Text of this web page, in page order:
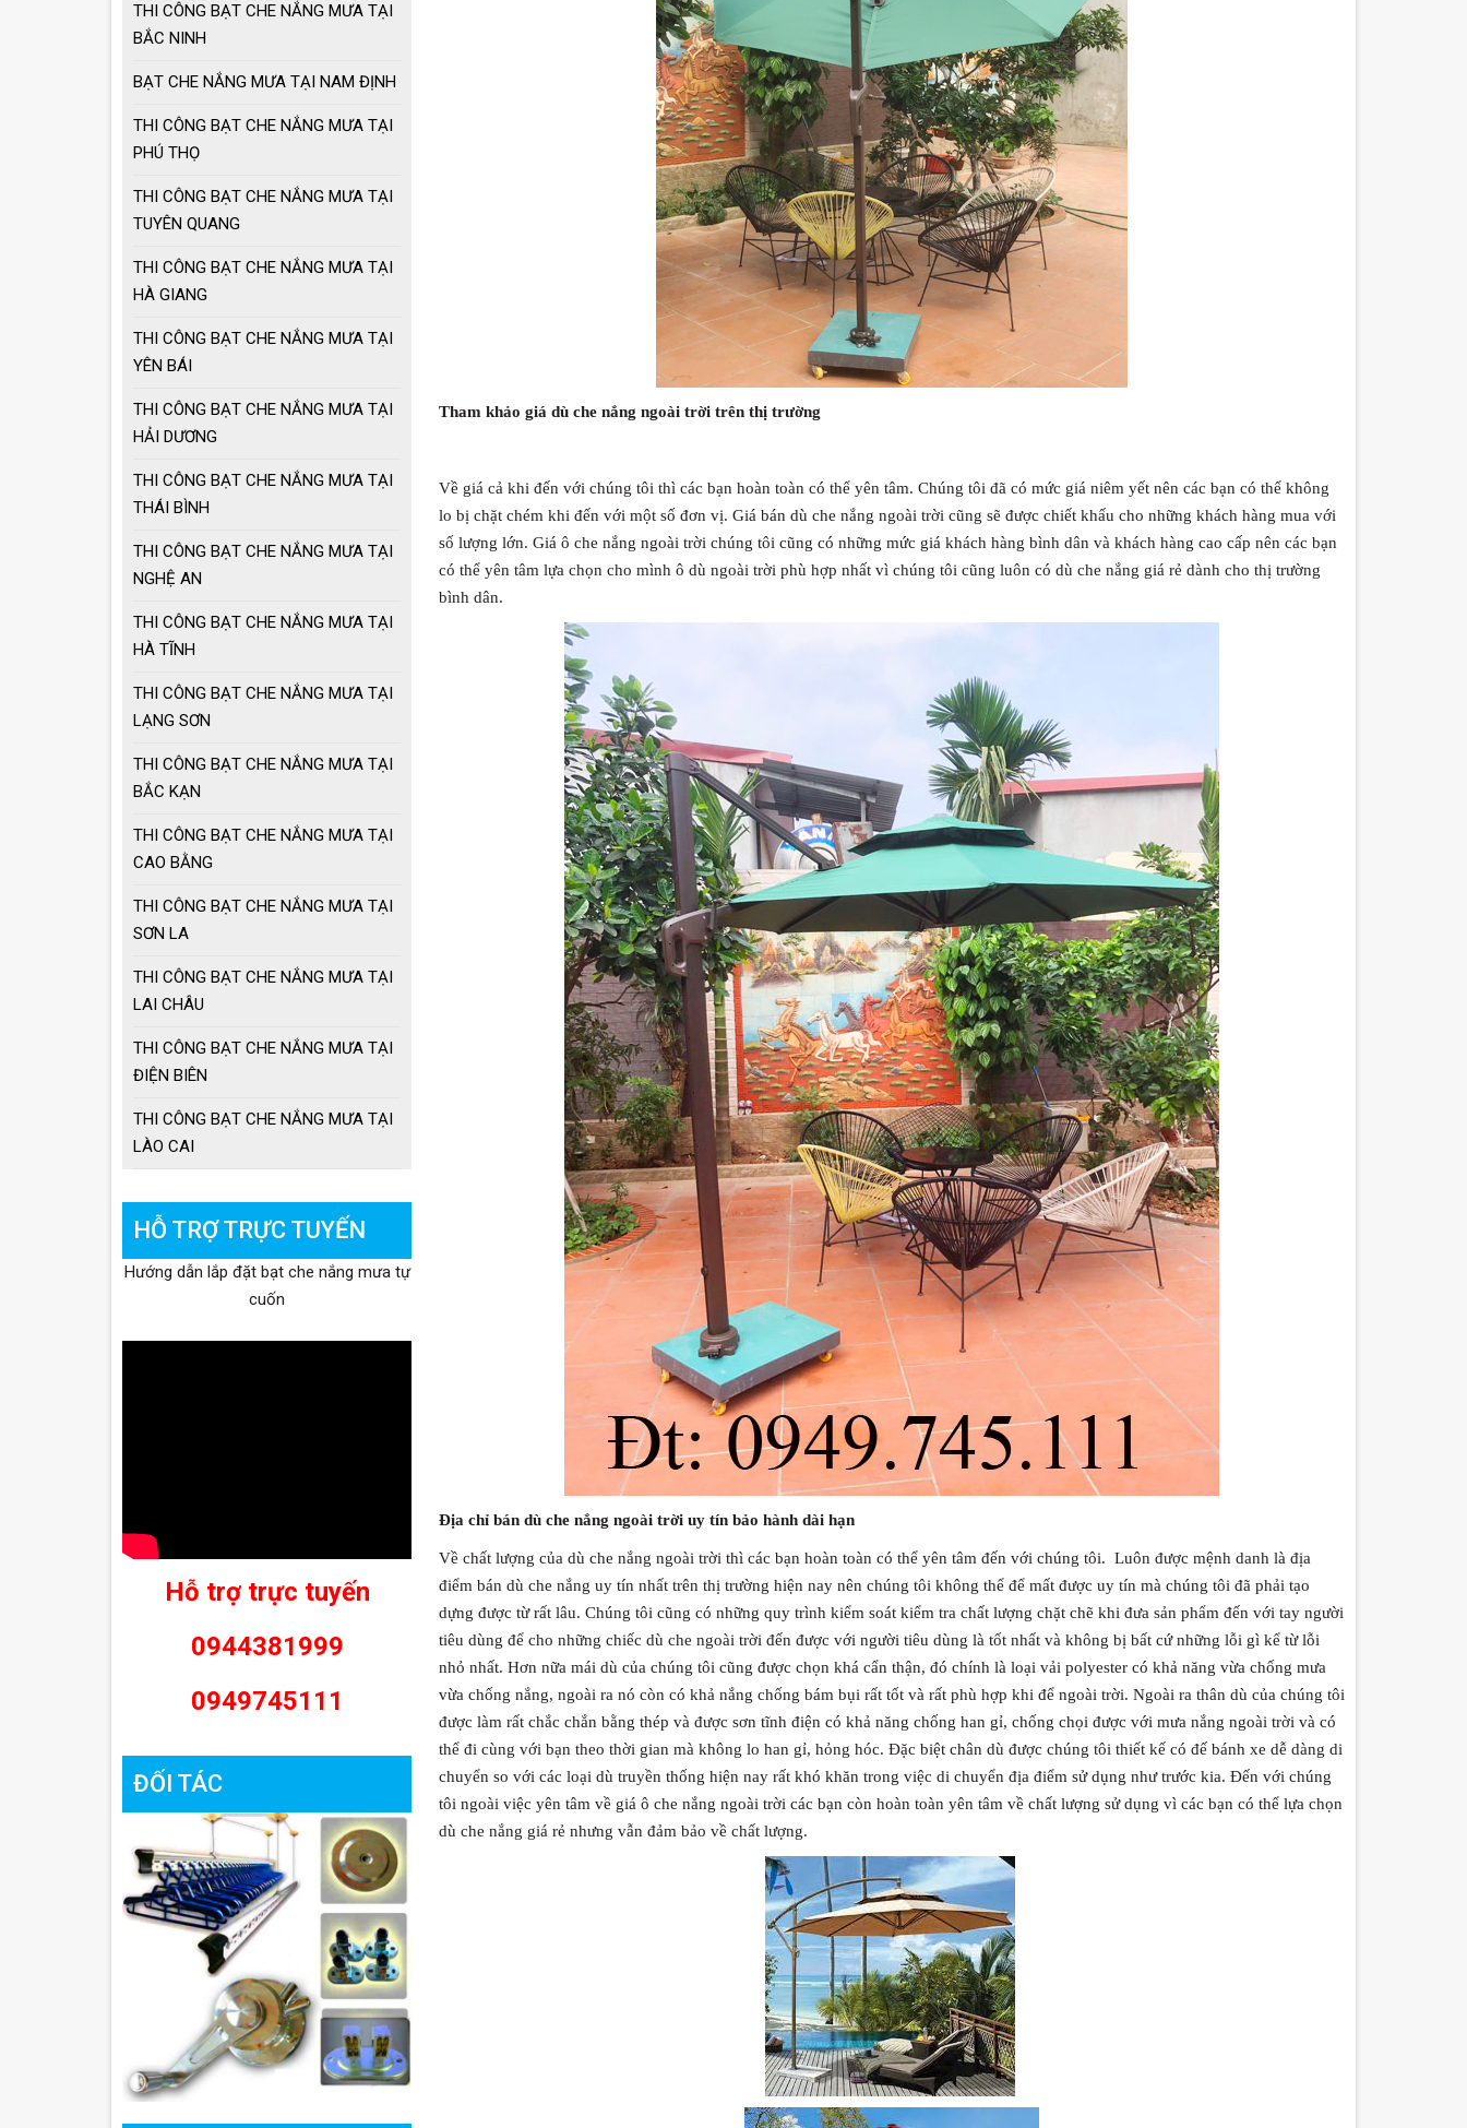
Tham khảo giá dù che nắng ngoài trời trên thị trường
Về giá cả khi đến với chúng tôi thì các bạn hoàn toàn có thể yên tâm. Chúng tôi đã có mức giá niêm yết nên các bạn có thể không
lo bị chặt chém khi đến với một số đơn vị. Giá bán dù che nắng ngoài trời cũng sẽ được chiết khấu cho những khách hàng mua với
số lượng lớn. Giá ô che nắng ngoài trời chúng tôi cũng có những mức giá khách hàng bình dân và khách hàng cao cấp nên các bạn
có thể yên tâm lựa chọn cho mình ô dù ngoài trời phù hợp nhất vì chúng tôi cũng luôn có dù che nắng giá rẻ dành cho thị trường
bình dân.
Địa chỉ bán dù che nắng ngoài trời uy tín bảo hành dài hạn
Về chất lượng của dù che nắng ngoài trời thì các bạn hoàn toàn có thể yên tâm đến với chúng tôi. Luôn được mệnh danh là địa
điểm bán dù che nắng uy tín nhất trên thị trường hiện nay nên chúng tôi không thể để mất được uy tín mà chúng tôi đã phải tạo
dựng được từ rất lâu. Chúng tôi cũng có những quy trình kiểm soát kiểm tra chất lượng chặt chẽ khi đưa sản phẩm đến với tay người
tiêu dùng để cho những chiếc dù che ngoài trời đến được với người tiêu dùng là tốt nhất và không bị bất cứ những lỗi gì kể từ lỗi
nhỏ nhất. Hơn nữa mái dù của chúng tôi cũng được chọn khá cẩn thận, đó chính là loại vải polyester có khả năng vừa chống mưa
vừa chống nắng, ngoài ra nó còn có khả nắng chống bám bụi rất tốt và rất phù hợp khi để ngoài trời. Ngoài ra thân dù của chúng tôi
được làm rất chắc chắn bằng thép và được sơn tĩnh điện có khả năng chống han gỉ, chống chọi được với mưa nắng ngoài trời và có
thể đi cùng với bạn theo thời gian mà không lo han gỉ, hỏng hóc. Đặc biệt chân dù được chúng tôi thiết kế có đế bánh xe dễ dàng di
chuyển so với các loại dù truyền thống hiện nay rất khó khăn trong việc di chuyển địa điểm sử dụng như trước kia. Đến với chúng
tôi ngoài việc yên tâm về giá ô che nắng ngoài trời các bạn còn hoàn toàn yên tâm về chất lượng sử dụng vì các bạn có thể lựa chọn
dù che nắng giá rẻ nhưng vẫn đảm bảo về chất lượng.
THI CÔNG BẠT CHE NẮNG MƯA TẠI
BẮC NINH
BẠT CHE NẮNG MƯA TẠI NAM ĐỊNH
THI CÔNG BẠT CHE NẮNG MƯA TẠI
PHÚ THỌ
THI CÔNG BẠT CHE NẮNG MƯA TẠI
TUYÊN QUANG
THI CÔNG BẠT CHE NẮNG MƯA TẠI
HÀ GIANG
THI CÔNG BẠT CHE NẮNG MƯA TẠI
YÊN BÁI
THI CÔNG BẠT CHE NẮNG MƯA TẠI
HẢI DƯƠNG
THI CÔNG BẠT CHE NẮNG MƯA TẠI
THÁI BÌNH
THI CÔNG BẠT CHE NẮNG MƯA TẠI
NGHỆ AN
THI CÔNG BẠT CHE NẮNG MƯA TẠI
HÀ TĨNH
THI CÔNG BẠT CHE NẮNG MƯA TẠI
LẠNG SƠN
THI CÔNG BẠT CHE NẮNG MƯA TẠI
BẮC KẠN
THI CÔNG BẠT CHE NẮNG MƯA TẠI
CAO BẰNG
THI CÔNG BẠT CHE NẮNG MƯA TẠI
SƠN LA
THI CÔNG BẠT CHE NẮNG MƯA TẠI
LAI CHÂU
THI CÔNG BẠT CHE NẮNG MƯA TẠI
ĐIỆN BIÊN
THI CÔNG BẠT CHE NẮNG MƯA TẠI
LÀO CAI
HỖ TRỢ TRỰC TUYẾN
Hướng dẫn lắp đặt bạt che nắng mưa tự
cuốn
Hỗ trợ trực tuyến
0944381999
0949745111
ĐỐI TÁC